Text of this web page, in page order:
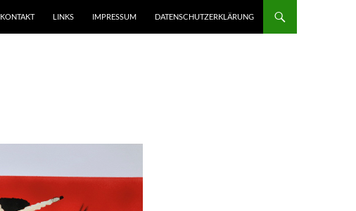
KONTAKT LINKS IMPRESSUM DATENSCHUTZERKLÄRUNG